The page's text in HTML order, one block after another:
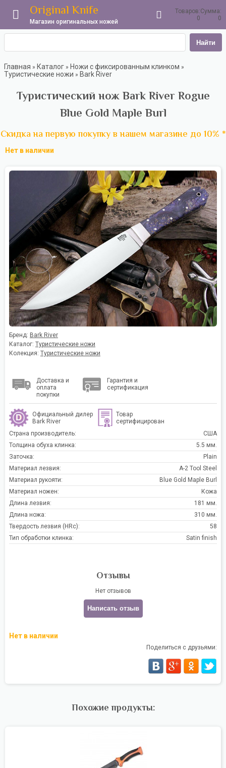
Original Knife
Магазин оригинальных ножей
Товаров:
0
Сумма:
0
Найти
Главная » Каталог » Ножи с фиксированным клинком »
Туристические ножи » Bark River
Туристический нож Bark River Rogue
Blue Gold Maple Burl
Скидка на первую покупку в нашем магазине до 10% *
Нет в наличии
Бренд: Bark River
Каталог: Туристические ножи
Колекция: Туристические ножи
Доставка и
оплата
покупки
Гарантия и
сертификация
Официальный дилер
Bark River
Товар
сертифицирован
Страна производитель:
США
Толщина обуха клинка:
5.5 мм.
Заточка:
Plain
Материал лезвия:
A-2 Tool Steel
Материал рукояти:
Blue Gold Maple Burl
Материал ножен:
Кожа
Длина лезвия:
181 мм.
Длина ножа:
310 мм.
Твердость лезвия (HRc):
58
Тип обработки клинка:
Satin finish
Отзывы
Нет отзывов
Написать отзыв
Нет в наличии
Поделиться с друзьями:
Похожие продукты: